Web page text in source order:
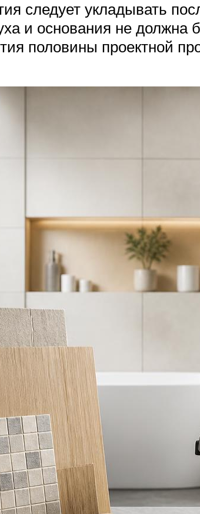
следует укладывать
и основания не
половины проектной